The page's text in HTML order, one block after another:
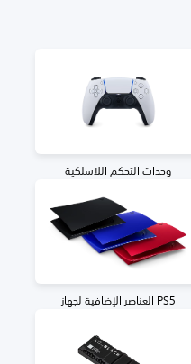
وحدات التحكم اللاسلكية
العناصر الإضافية لجهاز PS5